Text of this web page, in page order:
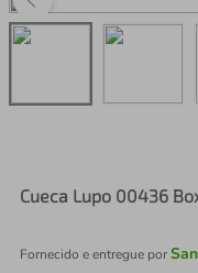
Cueca Lupo 00436
Fornecido e entregue por
perfume